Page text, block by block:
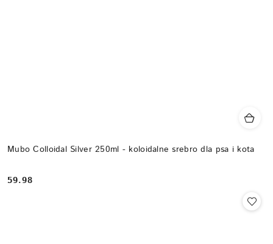
Mubo Colloidal Silver 250ml - koloidalne srebro dla psa i kota
Cena:
59.98